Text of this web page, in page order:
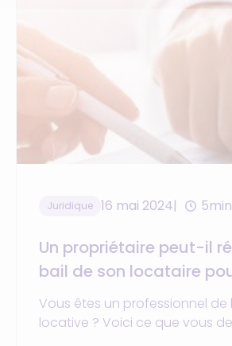
Juridique 16 mai 2024 5min
Un propriétaire peut-il
bail de son locataire
des touristes pendant
?
Vous êtes un professionnel de
locative ? Voici ce que vous